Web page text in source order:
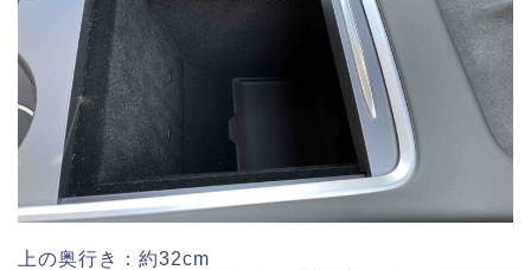
上の奥行き：約32cm